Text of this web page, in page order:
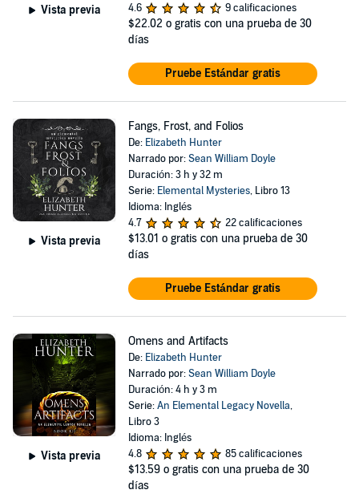
Vista previa
4.6
9 calificaciones
$22.02 o gratis con una prueba de 30
días
Pruebe Estándar gratis
Vista previa
Fangs, Frost, and Folios
De: Elizabeth Hunter
Narrado por:Sean William Doyle
Duración: 3 h y 32 m
Serie: Elemental Mysteries, Libro 13
Idioma: Inglés
4.7
22 calificaciones
$13.01 o gratis con una prueba de 30
días
Pruebe Estándar gratis
Vista previa
Omens and Artifacts
De: Elizabeth Hunter
Narrado por:Sean William Doyle
Duración: 4 h y 3 m
Serie:An Elemental Legacy Novella,
Libro 3
Idioma: Inglés
4.8
85 calificaciones
$13.59 o gratis con una prueba de 30
días